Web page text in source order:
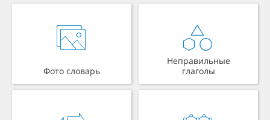
Фото словарь
Неправильные
глаголы